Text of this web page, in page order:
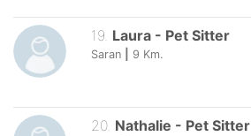
19. Laura - Pet Sitter
Saran 9 Km.
20. Nathalie - Pet Sitter